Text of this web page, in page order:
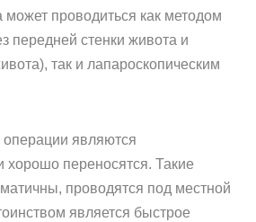
может проводиться как методом
передней стенки живота и
так и лапароскопическим
являются
переносятся. Такие
проводятся под местной
является быстрое